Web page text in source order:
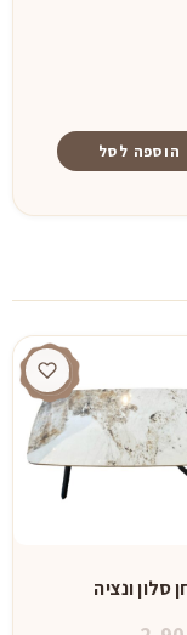
הוספה לסל
סלון ונציה